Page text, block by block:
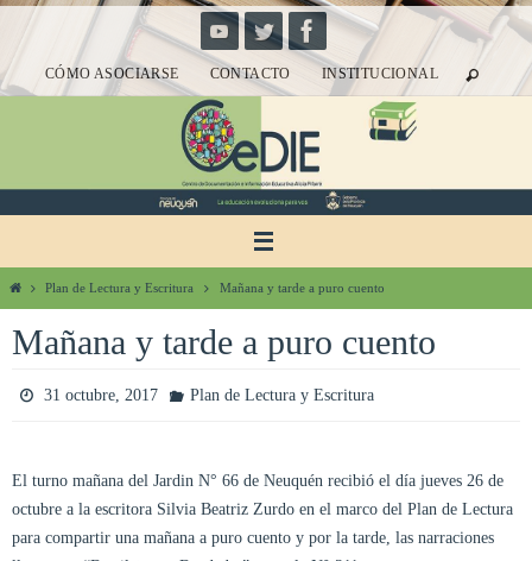
contenidoCÓMO ASOCIARSE CONTACTO INSTITUCIONAL
InicioPlan de Lectura y Escritura Mañana y tarde a puro cuento
Mañana y tarde a puro cuento
31 octubre, 2017 Plan de Lectura y Escritura
El turno mañana del Jardin N° 66 de Neuquén recibió el día jueves 26 de
octubre a la escritora Silvia Beatriz Zurdo en el marco del Plan de Lectura
para compartir una mañana a puro cuento y por la tarde, las narraciones